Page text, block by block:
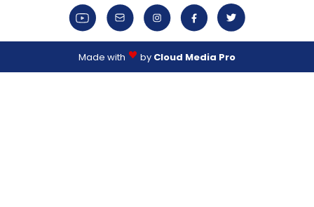
Made with by Cloud Media Pro